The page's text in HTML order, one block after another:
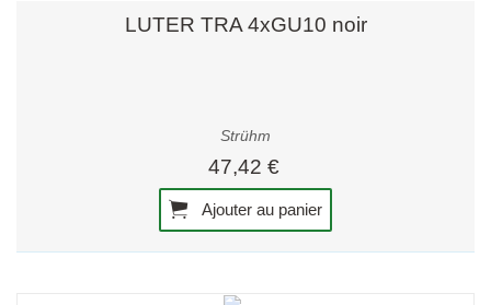
LUTER TRA 4xGU10 noir
Strühm
47,42 €
Ajouter au panier